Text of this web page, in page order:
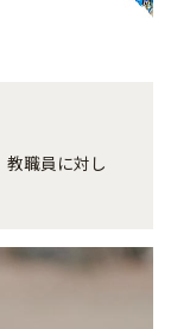
職員に対し